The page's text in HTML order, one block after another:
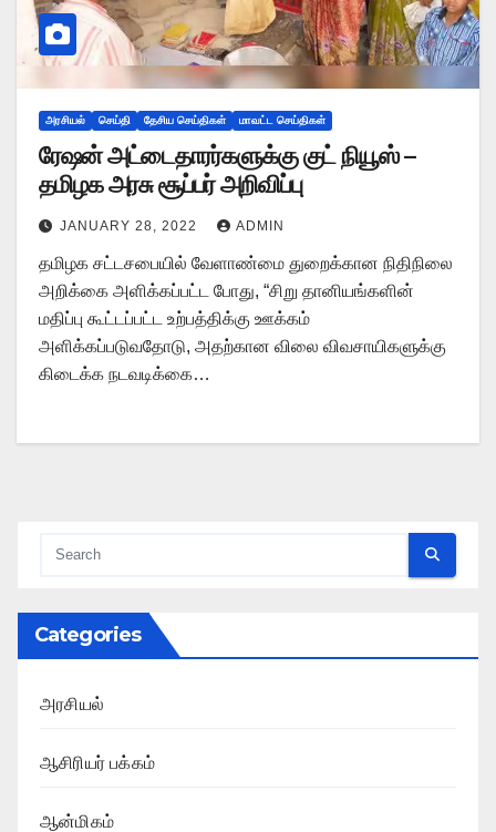
அரசியல் செய்தி தேசிய செய்திகள் மாவட்ட செய்திகள்
ரேஷன் அட்டைதாரர்களுக்கு குட் நியூஸ் –
தமிழக அரசு சூப்பர் அறிவிப்பு
JANUARY 28, 2022 ADMIN
தமிழக சட்டசபையில் வேளாண்மை துறைக்கான நிதிநிலை
அறிக்கை அளிக்கப்பட்ட போது, “சிறு தானியங்களின்
மதிப்பு கூட்டப்பட்ட உற்பத்திக்கு ஊக்கம்
அளிக்கப்படுவதோடு, அதற்கான விலை விவசாயிகளுக்கு
கிடைக்க நடவடிக்கை…
Categories
அரசியல்
ஆசிரியர் பக்கம்
ஆன்மிகம்